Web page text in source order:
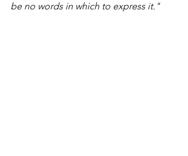
be no words in which to express it."